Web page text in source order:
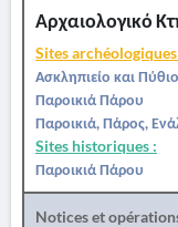
Αρχαιολογικό
Sites
Ασκληπιείο και
Παροικιά Πάρου
Παροικιά, Πάρος,
Sites historiques :
Παροικιά Πάρου
Notices et